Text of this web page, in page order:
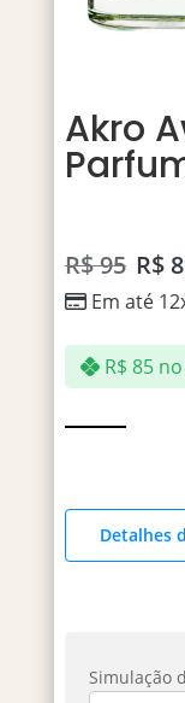
Akro
R$95 R$
Em até
R$ 85
Detalhes
Simulação